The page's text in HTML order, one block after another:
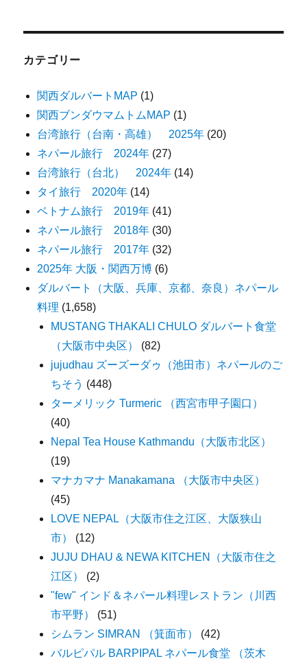
カテゴリー
関西ダルバートMAP (1)
関西ブンダウマムトムMAP (1)
台湾旅行（台南・高雄） 2025年 (20)
ネパール旅行 2024年 (27)
台湾旅行（台北） 2024年 (14)
タイ旅行 2020年 (14)
ベトナム旅行 2019年 (41)
ネパール旅行 2018年 (30)
ネパール旅行 2017年 (32)
2025年 大阪・関西万博 (6)
ダルバート（大阪、兵庫、京都、奈良）ネパール
料理 (1,658)
MUSTANG THAKALI CHULO ダルバート食堂
（大阪市中央区）
(82)
jujudhau ズーズーダゥ（池田市）ネパールのご
ちそう (448)
ターメリック Turmeric （西宮市甲子園口）
(40)
Nepal Tea House Kathmandu（大阪市北区）
(19)
マナカマナ Manakamana （大阪市中央区）
(45)
LOVE NEPAL（大阪市住之江区、大阪狭山
市）
(12)
JUJU DHAU & NEWA KITCHEN（大阪市住之
江区）
(2)
"few" インド＆ネパール料理レストラン（川西
市平野）
(51)
シムラン SIMRAN （箕面市）
(42)
バルピパル BARPIPAL ネパール食堂 （茨木